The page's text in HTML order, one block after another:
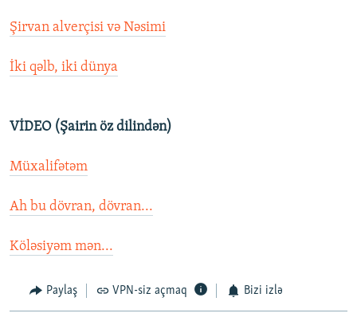
Şirvan alverçisi və Nəsimi
İki qəlb, iki dünya
VİDEO (Şairin öz dilindən)
Müxalifətəm
Ah bu dövran, dövran...
Köləsiyəm mən...
Paylaş VPN-siz açmaq Bizi izlə